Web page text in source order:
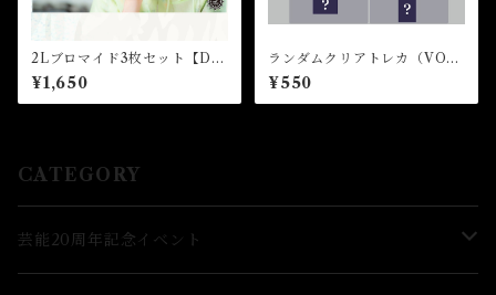
2Lブロマイド3枚セット【D】
（全4種）★芸能24周年記念イ
ベント
¥1,650
ランダムクリアトレカ（VOL.
5)★2026FCM
¥550
CATEGORY
芸能20周年記念イベント